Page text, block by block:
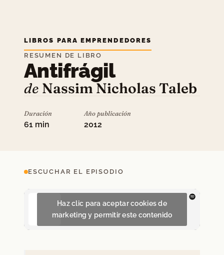
LIBROS PARA EMPRENDEDORES
RESUMEN DE LIBRO
Antifrágil
de Nassim Nicholas Taleb
Duración
61 min
Año publicación
2012
ESCUCHAR EL EPISODIO
Haz clic para aceptar cookies de
marketing y permitir este contenido